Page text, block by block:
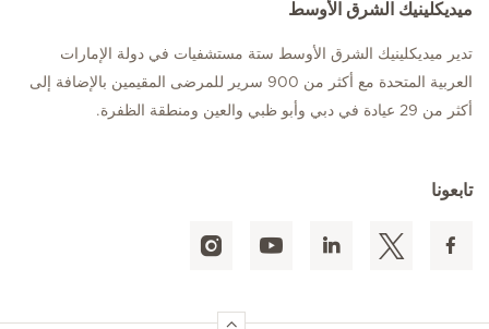
ميديكلينيك الشرق الأوسط
تدير ميديكلينيك الشرق الأوسط ستة مستشفيات في دولة الإمارات
العربية المتحدة مع أكثر من 900 سرير للمرضى المقيمين بالإضافة إلى
أكثر من 29 عيادة في دبي وأبو ظبي والعين ومنطقة الظفرة.
تابعونا